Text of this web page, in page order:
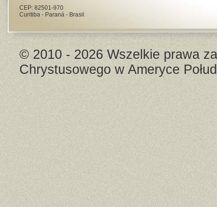
CEP: 82501-970
Curitiba - Paraná - Brasil
© 2010 - 2026 Wszelkie prawa
Chrystusowego w Ameryce